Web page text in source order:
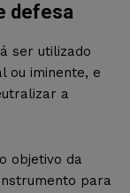
defesa
ser utilizado
ou iminente, e
a
objetivo da
para